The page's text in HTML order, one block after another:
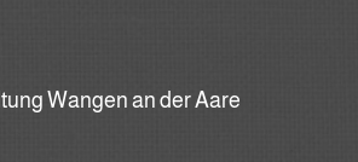
Wangen an der Aare